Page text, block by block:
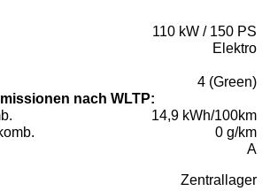
110 kW / 150 PS
Elektro
4 (Green)
nach WLTP:
14,9 kWh/100km
0 g/km
A
Zentrallager